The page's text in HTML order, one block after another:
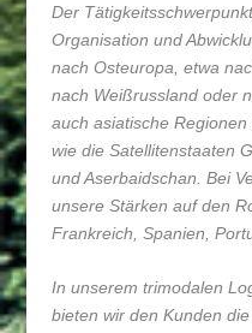
Der
Organisation und
nach Osteuropa, etwa
nach Weißrussland oder
auch asiatische
wie die Satellitenstaaten
und Aserbaidschan. Bei
unsere Stärken auf den
Frankreich, Spanien,
In unserem trimodalen
bieten wir den Kunden